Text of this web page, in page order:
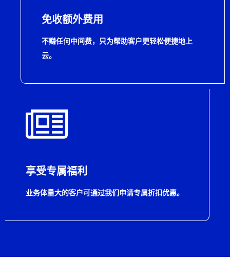
免收额外费用
不赚任何中间费，只为帮助客户更轻松便捷地上
云。
享受专属福利
业务体量大的客户可通过我们申请专属折扣优惠。